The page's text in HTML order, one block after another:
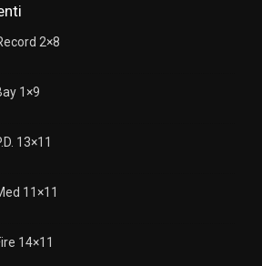
2×8
1×9
13×11
11×11
14×11